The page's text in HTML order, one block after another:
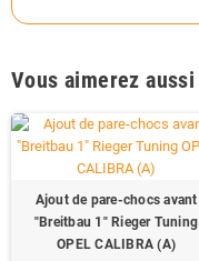
Vous aimerez aussi
Ajout de pare-chocs avant
"Breitbau 1" Rieger Tuning
OPEL CALIBRA (A)